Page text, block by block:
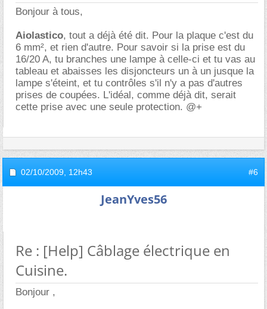
Bonjour à tous,
Aiolastico, tout a déjà été dit. Pour la plaque c'est du
6 mm², et rien d'autre. Pour savoir si la prise est du
16/20 A, tu branches une lampe à celle-ci et tu vas au
tableau et abaisses les disjoncteurs un à un jusque la
lampe s'éteint, et tu contrôles s'il n'y a pas d'autres
prises de coupées. L'idéal, comme déjà dit, serait
cette prise avec une seule protection. @+
02/10/2009, 12h43 #6
JeanYves56
Re : [Help] Câblage électrique en
Cuisine.
Bonjour ,